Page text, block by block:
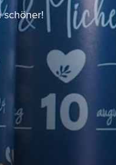
schöner!